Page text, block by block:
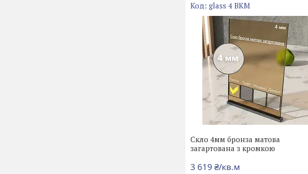
glass 4 BKM
Скло 4мм бронза матова
загартована з кромкою
3 619 ₴/кв.м